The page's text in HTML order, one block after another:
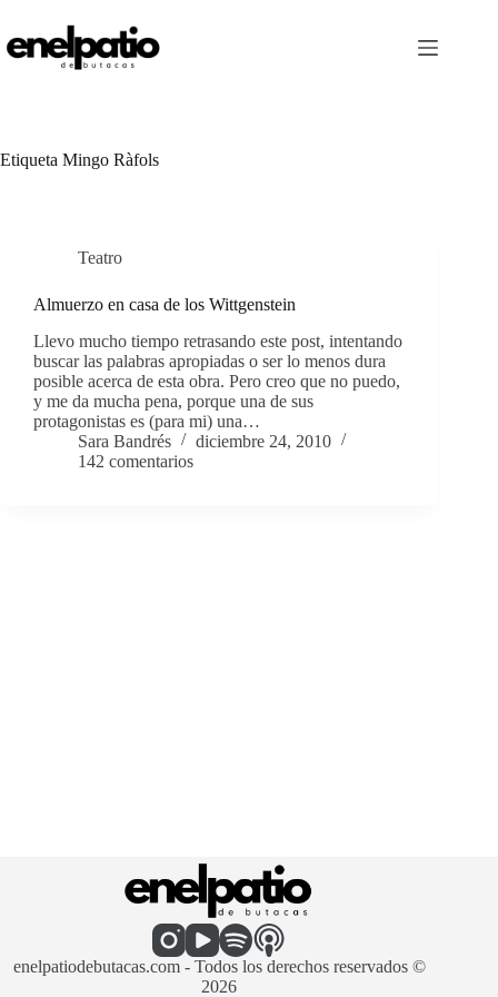
contenido
Etiqueta Mingo Ràfols
Teatro
Almuerzo en casa de los Wittgenstein
Llevo mucho tiempo retrasando este post, intentando
buscar las palabras apropiadas o ser lo menos dura
posible acerca de esta obra. Pero creo que no puedo,
y me da mucha pena, porque una de sus
protagonistas es (para mi) una…
Sara Bandrés
diciembre 24, 2010
142 comentarios
enelpatiodebutacas.com - Todos los derechos reservados ©
2026